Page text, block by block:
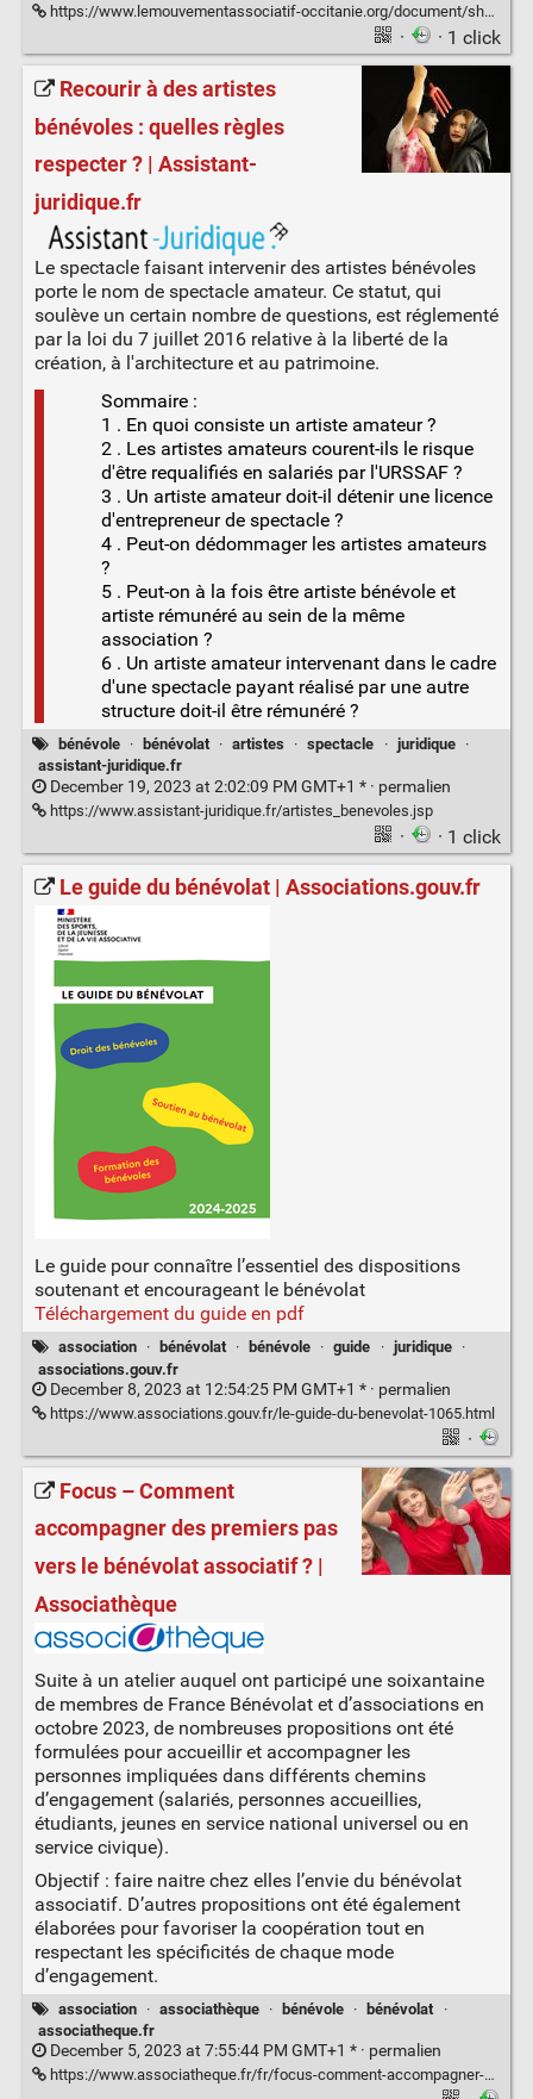
https://www.lemouvementassociatif-occitanie.org/document/share/51/f56dbe4c-ecc7-4b94-925a-4b251548adba
· · 1 click
Recourir à des artistes
bénévoles : quelles règles
respecter ? | Assistant-
juridique.fr
Le spectacle faisant intervenir des artistes bénévoles
porte le nom de spectacle amateur. Ce statut, qui
soulève un certain nombre de questions, est réglementé
par la loi du 7 juillet 2016 relative à la liberté de la
création, à l'architecture et au patrimoine.
Sommaire :
1 . En quoi consiste un artiste amateur ?
2 . Les artistes amateurs courent-ils le risque
d'être requalifiés en salariés par l'URSSAF ?
3 . Un artiste amateur doit-il détenir une licence
d'entrepreneur de spectacle ?
4 . Peut-on dédommager les artistes amateurs
?
5 . Peut-on à la fois être artiste bénévole et
artiste rémunéré au sein de la même
association ?
6 . Un artiste amateur intervenant dans le cadre
d'une spectacle payant réalisé par une autre
structure doit-il être rémunéré ?
bénévole · bénévolat · artistes · spectacle · juridique
·
assistant-juridique.fr
December 19, 2023 at 2:02:09 PM GMT+1 * · permalien
https://www.assistant-juridique.fr/artistes_benevoles.jsp
· · 1 click
Le guide du bénévolat | Associations.gouv.fr
Le guide pour connaître l’essentiel des dispositions
soutenant et encourageant le bénévolat
Téléchargement du guide en pdf
association · bénévolat · bénévole · guide · juridique
·
associations.gouv.fr
December 8, 2023 at 12:54:25 PM GMT+1 * · permalien
https://www.associations.gouv.fr/le-guide-du-benevolat-1065.html
·
Focus – Comment
accompagner des premiers pas
vers le bénévolat associatif ? |
Associathèque
Suite à un atelier auquel ont participé une soixantaine
de membres de France Bénévolat et d’associations en
octobre 2023, de nombreuses propositions ont été
formulées pour accueillir et accompagner les
personnes impliquées dans différents chemins
d’engagement (salariés, personnes accueillies,
étudiants, jeunes en service national universel ou en
service civique).
Objectif : faire naitre chez elles l’envie du bénévolat
associatif. D’autres propositions ont été également
élaborées pour favoriser la coopération tout en
respectant les spécificités de chaque mode
d’engagement.
association · associathèque · bénévole · bénévolat
·
associatheque.fr
December 5, 2023 at 7:55:44 PM GMT+1 * · permalien
https://www.associatheque.fr/fr/focus-comment-accompagner-premiers-pas-vers-benevolat-associatif.html